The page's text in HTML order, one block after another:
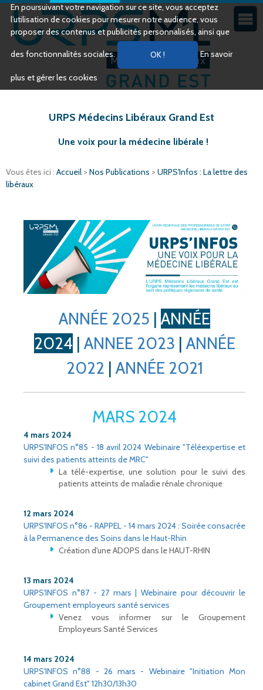
En poursuivant votre navigation sur ce site, vous acceptez
l’utilisation de cookies pour mesurer notre audience, vous
proposer des contenus et publicités personnalisés, ainsi que
des fonctionnalités sociales. En savoir
plus et gérer les cookies
URPS Médecins Libéraux Grand Est
Une voix pour la médecine libérale !
Vous êtes ici : Accueil > Nos Publications > URPS'Infos : La lettre des
libéraux
ANNÉE 2025 | ANNÉE
2024 | ANNEE 2023 | ANNÉE
2022 | ANNÉE 2021
MARS 2024
4 mars 2024
URPS'INFOS n°85 - 18 avril 2024 Webinaire "Téléexpertise et
suivi des patients atteints de MRC"
La télé-expertise, une solution pour le suivi des
patients atteints de maladie rénale chronique
12 mars 2024
URPS'INFOS n°86 - RAPPEL - 14 mars 2024 : Soirée consacrée
à la Permanence des Soins dans le Haut-Rhin
Création d'une ADOPS dans le HAUT-RHIN
13 mars 2024
URPS'INFOS n°87 - 27 mars | Webinaire pour découvrir le
Groupement employeurs santé services
Venez vous informer sur le Groupement
Employeurs Santé Services
14 mars 2024
URPS'INFOS n°88 - 26 mars - Webinaire "Initiation Mon
cabinet Grand Est" 12h30/13h30